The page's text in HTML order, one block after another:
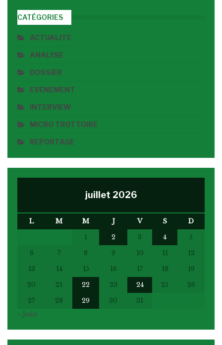
CATÉGORIES
ACTUALITE
ANALYSE
DOSSIER
EVENEMENT
INTERVIEW
MICRO TROTTOIRE
REPORTAGE
juillet 2026
L M M J V S
D
1
2 3 4
5
6
7 8 9 10 11
12
13
14 15 16 17 18
19
20
21 22 23 24 25
26
27
28 29 30
31
« Juin